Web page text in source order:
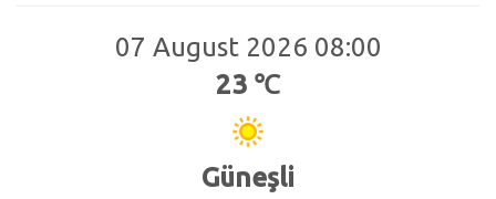
07 August 2026 08:00
23 ℃
Güneşli